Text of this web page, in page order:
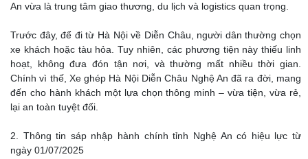
An vừa là trung tâm giao thương, du lịch và logistics quan trọng.
Trước đây, để đi từ Hà Nội về Diễn Châu, người dân thường chọn
xe khách hoặc tàu hỏa. Tuy nhiên, các phương tiện này thiếu linh
hoạt, không đưa đón tận nơi, và thường mất nhiều thời gian.
Chính vì thế, Xe ghép Hà Nội Diễn Châu Nghệ An đã ra đời, mang
đến cho hành khách một lựa chọn thông minh – vừa tiện, vừa rẻ,
lại an toàn tuyệt đối.
2. Thông tin sáp nhập hành chính tỉnh Nghệ An có hiệu lực từ
ngày 01/07/2025